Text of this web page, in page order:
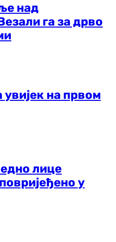
над
га за дрво
на првом
лице
у